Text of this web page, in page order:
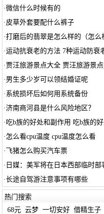
·微信什么时候有的
· 皮草外套要配什么裤子
·打磨后的翡翠是怎么样的（怎么
·运动抗衰老的方法 7种运动防衰
· 贾汪旅游景点大全 贾汪旅游景
· 男生多少岁可以领结婚证呢
· 系统损坏后如何用系统备份
·济南商河县是什么风险地区？
· 吃b族的好处和副作用 吃b族的
· 怎么看cpu温度 cpu温度怎么看
· 飞猪怎么购买汽车票
· 日媒：美军将在日本西部临时部
·长途自驾游注意事项有哪些
热门搜索
68元 云梦 一切安好 借精生子